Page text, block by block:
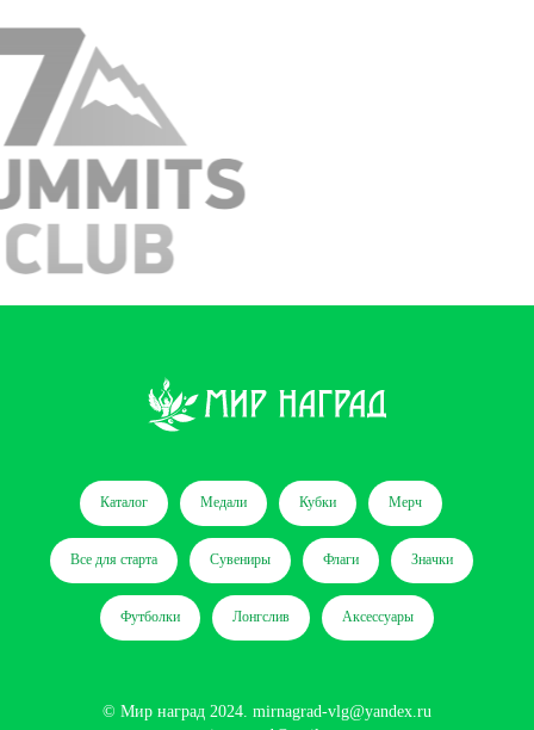
Каталог Медали Кубки Мерч
Все для старта Сувениры Флаги Значки
Футболки Лонгслив Аксессуары
© Мир наград 2024. mirnagrad-vlg@yandex.ru